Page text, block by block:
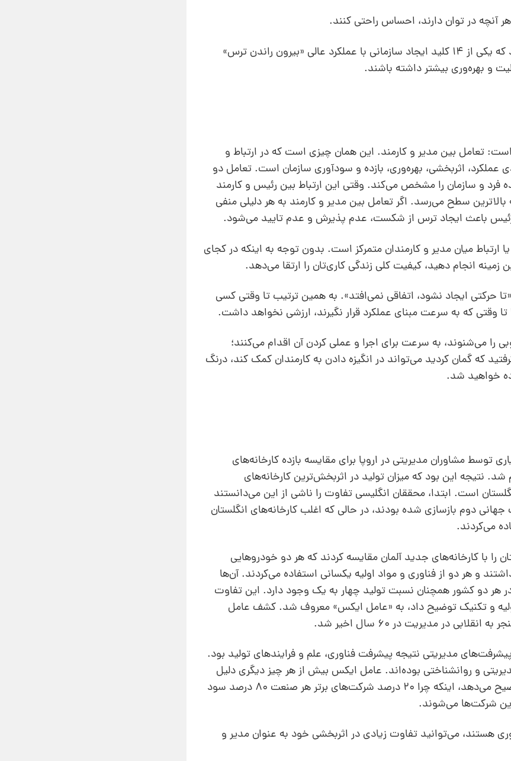
هر آنچه در توان دارند، احساس راحتی کنند.
ادواردز دِمینگ، پدر مدیریت کیفیت جامع معتقد بود که یکی از 14 کلید ایجاد سازمانی با عملکرد عالی «بیرون راندن ترس»
و بهره‌وری بیشتر داشته باشند.
تعامل بین مدیر و کارمند. این همان چیزی است که در ارتباط و
اثربخشی، بهره‌وری، بازده و سودآوری سازمان است. تعامل دو
فرد و سازمان را مشخص می‌کند. وقتی این ارتباط بین رئیس و کارمند
بالاترین سطح می‌رسد. اگر تعامل بین مدیر و کارمند به هر دلیلی منفی
رئیس باعث ایجاد ترس از شکست، عدم پذیرش و عدم ‌تایید می‌شود.
ارتباط میان مدیر و کارمندان متمرکز است. بدون توجه به اینکه در کجای
زمینه انجام دهید، کیفیت کلی زندگی کاری‌تان را ارتقا می‌دهد.
حرکتی ایجاد نشود، ‌اتفاقی نمی‌افتد». به همین ترتیب تا وقتی کسی
وقتی که به سرعت مبنای عملکرد قرار نگیرند، ارزشی نخواهد داشت.
می‌شنوند، به سرعت برای اجرا و عملی کردن آن اقدام می‌کنند؛
که گمان کردید می‌تواند در انگیزه دادن به کارمندان کمک کند، درنگ
خواهید شد.
اوایل دهه 1950 مطالعات بسیاری توسط مشاوران مدیریتی در اروپا برای مقایسه بازده کارخانه‌های
شد. نتیجه این بود که میزان تولید در اثربخش‌ترین کارخانه‌های
است. ابتدا، محققان انگلیسی تفاوت را ناشی از این می‌دانستند
دوم بازسازی شده بودند، در ‌حالی ‌که اغلب کارخانه‌های انگلستان
را با کارخانه‌های جدید آلمان مقایسه کردند که هر دو خودروهایی
و هر دو از فناوری و مواد اولیه یکسانی استفاده می‌کردند. آن‌ها
هر دو کشور همچنان نسبت تولید چهار به یک وجود دارد. این تفاوت
اولیه و تکنیک توضیح داد،‌ به «عامل ایکس» معروف شد. کشف عامل
در مدیریت در 60 سال اخیر شد.
اقتصادی دهه 1930، تقریبا همه پیشرفت‌‌های مدیریتی نتیجه پیشرفت فناوری،‌ علم و فرایندهای تولید بود.
و روانشناختی بوده‌‌اند. عامل ایکس بیش از هر چیز دیگری دلیل
موفقیت بعضی شرکت‌‌ها و شکست بعضی دیگر را توضیح می‌دهد، ‌اینکه چرا 20 درصد شرکت‌های برتر هر صنعت 80 درصد سود
شرکت‌ها می‌شوند.
هستند، می‌توانید تفاوت زیادی در اثربخشی خود به عنوان مدیر و